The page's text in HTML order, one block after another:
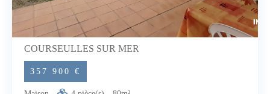
COURSEULLES SUR MER
357 900 €